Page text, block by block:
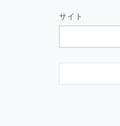
サイト